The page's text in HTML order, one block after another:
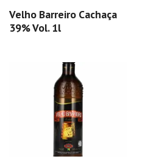
Velho Barreiro Cachaça
39% Vol. 1l